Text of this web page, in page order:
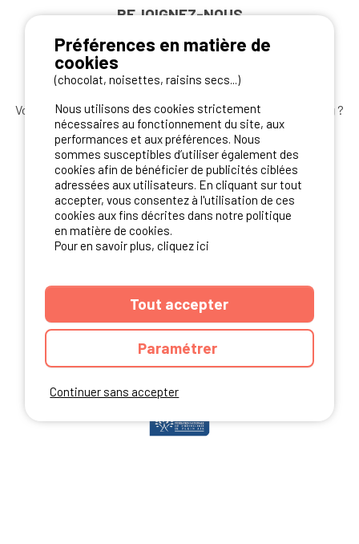
REJOIGNEZ-NOUS
Vous souhaitez bénéficier desmeilleures offres camping ?
Abonnez-vous à la newsletterdès aujourd'hui
S'ABONNER
NOS PARTENAIRES
Continuer sans accepter
Préférences en matière de
cookies
(chocolat, noisettes, raisins secs...)
Nous utilisons des cookies strictement
nécessaires au fonctionnement du site, aux
performances et aux préférences. Nous
sommes susceptibles d’utiliser également des
cookies afin de bénéficier de publicités ciblées
adressées aux utilisateurs. En cliquant sur tout
accepter, vous consentez à l'utilisation de ces
cookies aux fins décrites dans notre politique
en matière de cookies.
Pour en savoir plus, cliquez ici
Tout accepter
Paramétrer